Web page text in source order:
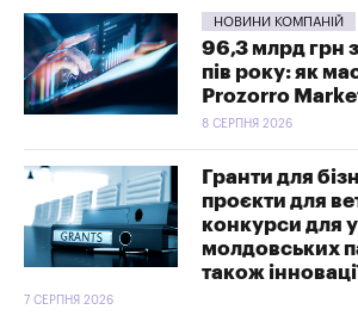
НОВИНИ КОМПАНІЙ
96,3 млрд грн
пів року: як
Prozorro
8 СЕРПНЯ 2026
Гранти для
проєкти для
конкурси для
молдовських
також
7 СЕРПНЯ 2026